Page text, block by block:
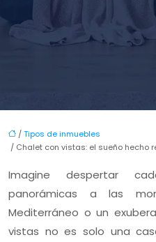
/Tipos de inmuebles
/ Chalet con vistas: el sueño hecho
Imagine despertar
panorámicas a las
Mediterráneo o un
vistas no es solo una